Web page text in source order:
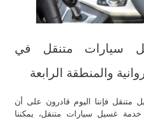
سيارات متنقل في
والمنطقة الرابعة
فإننا اليوم قادرون على أن
غسيل سيارات متنقل، يمكننا